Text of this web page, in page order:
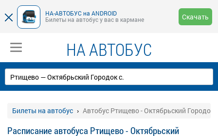
НА-АВТОБУС на ANDROID
Билеты на автобус у вас в кармане
Скачать
НА АВТОБУС
Билеты на автобус Автобус Ртищево - Октябрьский Городок
Расписание автобуса Ртищево - Октябрьский